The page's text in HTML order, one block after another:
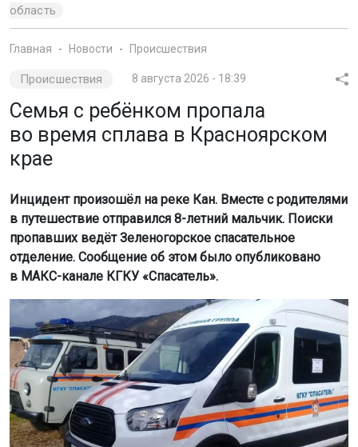
область
Главная Новости Происшествия
Происшествия 8 августа 2026 - 18:39
Семья с ребёнком пропала
во время сплава в Красноярском
крае
Инцидент произошёл на реке Кан. Вместе с родителями
в путешествие отправился 8-летний мальчик. Поиски
пропавших ведёт Зеленогорское спасательное
отделение. Сообщение об этом было опубликовано
в МАКС-канале КГКУ «Спасатель».